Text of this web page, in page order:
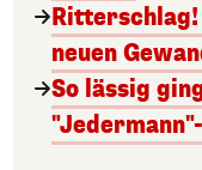
neuen
So lässig